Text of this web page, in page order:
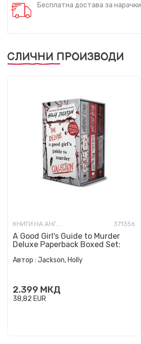
Бесплатна достава за
СЛИЧНИ ПРОИЗВОДИ
КНИГИ НА АНГЛИСКИ ЈАЗИК 371356
A Good Girl's Guide to Murder
Deluxe Paperback Boxed Set:
Автор : Jackson, Holly
2.399 МКД
38,82 EUR